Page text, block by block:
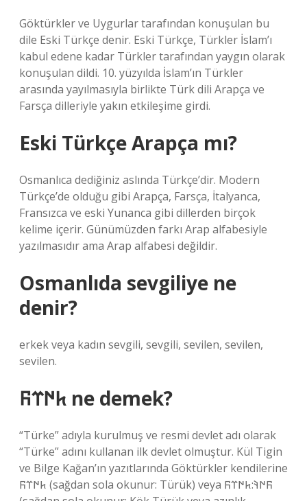
Göktürkler ve Uygurlar tarafından konuşulan bu
dile Eski Türkçe denir. Eski Türkçe, Türkler İslam’ı
kabul edene kadar Türkler tarafından yaygın olarak
konuşulan dildi. 10. yüzyılda İslam’ın Türkler
arasında yayılmasıyla birlikte Türk dili Arapça ve
Farsça dilleriyle yakın etkileşime girdi.
Eski Türkçe Arapça mı?
Osmanlıca dediğiniz aslında Türkçe’dir. Modern
Türkçe’de olduğu gibi Arapça, Farsça, İtalyanca,
Fransızca ve eski Yunanca gibi dillerden birçok
kelime içerir. Günümüzden farkı Arap alfabesiyle
yazılmasıdır ama Arap alfabesi değildir.
Osmanlıda sevgiliye ne
denir?
erkek veya kadın sevgili, sevgili, sevilen, sevilen,
sevilen.
𐱅𐰇𐰼𐰜 ne demek?
“Türke” adıyla kurulmuş ve resmi devlet adı olarak
“Türke” adını kullanan ilk devlet olmuştur. Kül Tigin
ve Bilge Kağan’ın yazıtlarında Göktürkler kendilerine
𐱅𐰇𐰼𐰜 (sağdan sola okunur: Türük) veya 𐰜𐰇𐰚:𐱅𐰇𐰼𐰜